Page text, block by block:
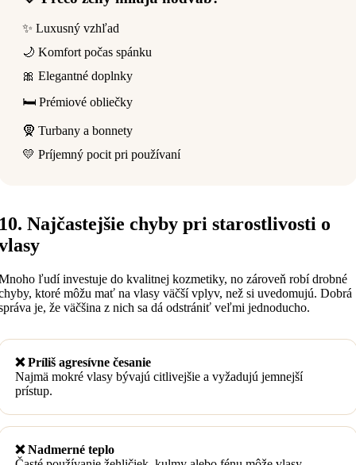
✨ Luxusný vzhľad
🌙 Komfort počas spánku
🎀 Elegantné doplnky
🛏️ Prémiové obliečky
🧕 Turbany a bonnety
💛 Príjemný pocit pri používaní
Najčastejšie chyby pri starostlivosti o
ľudí investuje do kvalitnej kozmetiky, no zároveň robí drobné
ktoré môžu mať na vlasy väčší vplyv, než si uvedomujú. Dobrá
je, že väčšina z nich sa dá odstrániť veľmi jednoducho.
❌ Príliš agresívne česanie
Najmä mokré vlasy bývajú citlivejšie a vyžadujú jemnejší
prístup.
❌ Nadmerné teplo